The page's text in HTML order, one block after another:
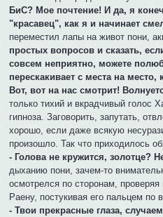
БиС? Мое почтение! И да, я
"красавец", как я и начинает
переместил лапы на живот пони,
простых вопросов и сказать,
совсем неприятно, можете
перескакивает с места на
Вот, вот на нас смотрит!
только тихий и вкрадчивый голос
гипноза. Заговорить, запутать,
хорошо, если даже всякую
произошло. Так что приходилось
- Голова не кружится, золотце?
дыханию пони, зачем-то
осмотрелся по сторонам,
Раену, постукивая его пальцем по
- Твои прекрасные глаза,